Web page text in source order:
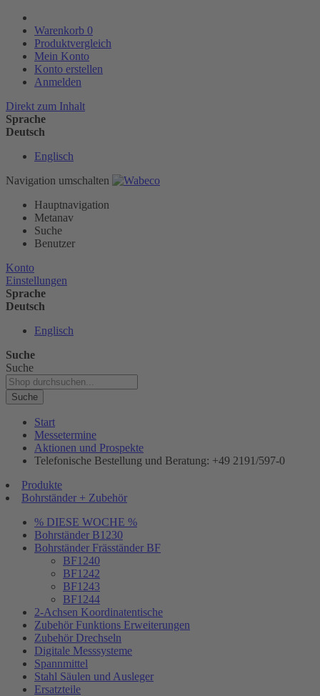
Warenkorb 0
Produktvergleich
Mein Konto
Konto erstellen
Anmelden
Direkt zum Inhalt
Sprache
Deutsch
Englisch
Navigation umschalten
Hauptnavigation
Metanav
Suche
Benutzer
Konto
Einstellungen
Sprache
Deutsch
Englisch
Suche
Suche
Suche
Start
Messetermine
Aktionen und Prospekte
Telefonische Bestellung und Beratung: +49 2191/597-0
Produkte
Bohrständer + Zubehör
% DIESE WOCHE %
Bohrständer B1230
Bohrständer Fräsständer BF
BF1240
BF1242
BF1243
BF1244
2-Achsen Koordinatentische
Zubehör Funktions Erweiterungen
Zubehör Drechseln
Digitale Messsysteme
Spannmittel
Stahl Säulen und Ausleger
Ersatzteile